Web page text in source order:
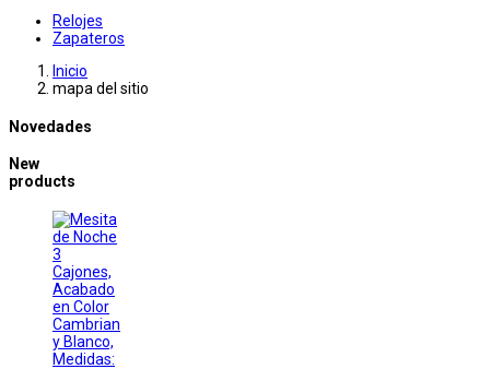
Relojes
Zapateros
Inicio
mapa del sitio
Novedades
New
products